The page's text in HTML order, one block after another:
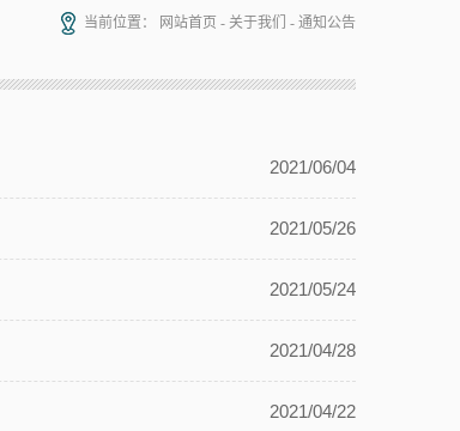
当前位置： 网站首页 - 关于我们 - 通知公告
2021/06/04
2021/05/26
2021/05/24
2021/04/28
2021/04/22